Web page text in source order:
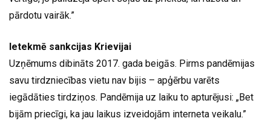
pārdotu vairāk.”
Ietekmē sankcijas Krievijai
Uzņēmums dibināts 2017. gada beigās. Pirms pandēmijas
savu tirdzniecības vietu nav bijis – apģērbu varēts
iegādāties tirdziņos. Pandēmija uz laiku to apturējusi: „Bet
bijām priecīgi, ka jau laikus izveidojām interneta veikalu.”